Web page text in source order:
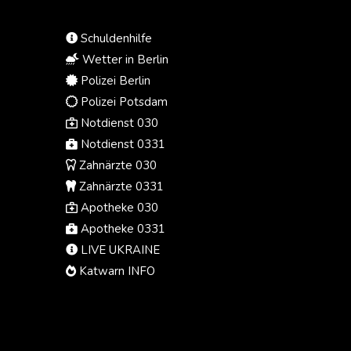
Schuldenhilfe
Wetter in Berlin
Polizei Berlin
Polizei Potsdam
Notdienst 030
Notdienst 0331
Zahnärzte 030
Zahnärzte 0331
Apotheke 030
Apotheke 0331
LIVE UKRAINE
Katwarn INFO